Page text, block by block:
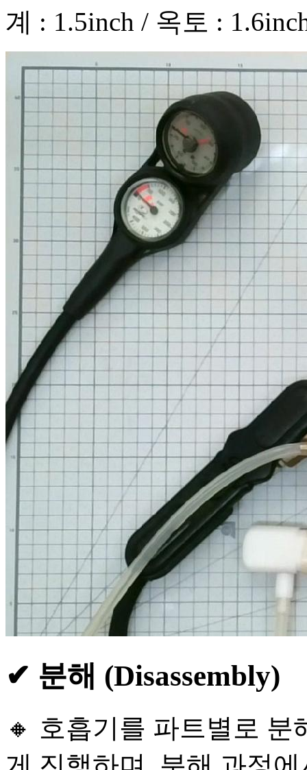
계 : 1.5inch / 옥토 :
✔ 분해 (Disassembly)
🔸 호흡기를 파트별로